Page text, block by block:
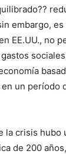
embargo,
EE.UU., no
un período
la crisis
de 200